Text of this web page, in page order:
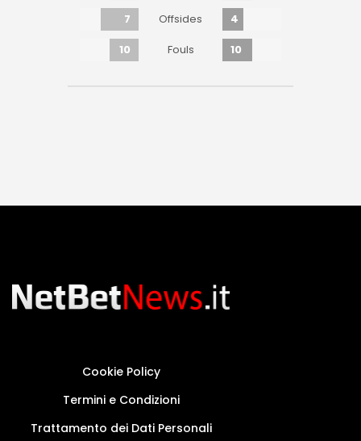
7
Offsides
4
10
Fouls 10
Cookie Policy
Termini e Condizioni
Trattamento dei Dati Personali